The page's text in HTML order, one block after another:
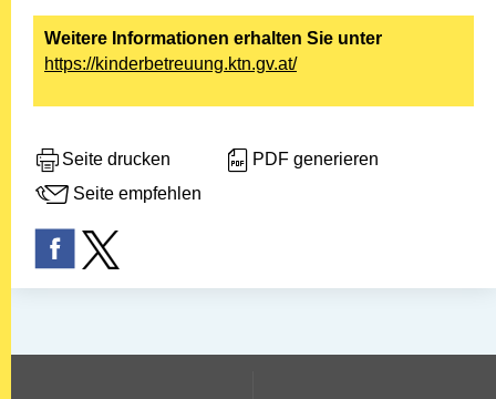
Weitere Informationen erhalten Sie unter
https://kinderbetreuung.ktn.gv.at/
Seite drucken
PDF generieren
Seite empfehlen